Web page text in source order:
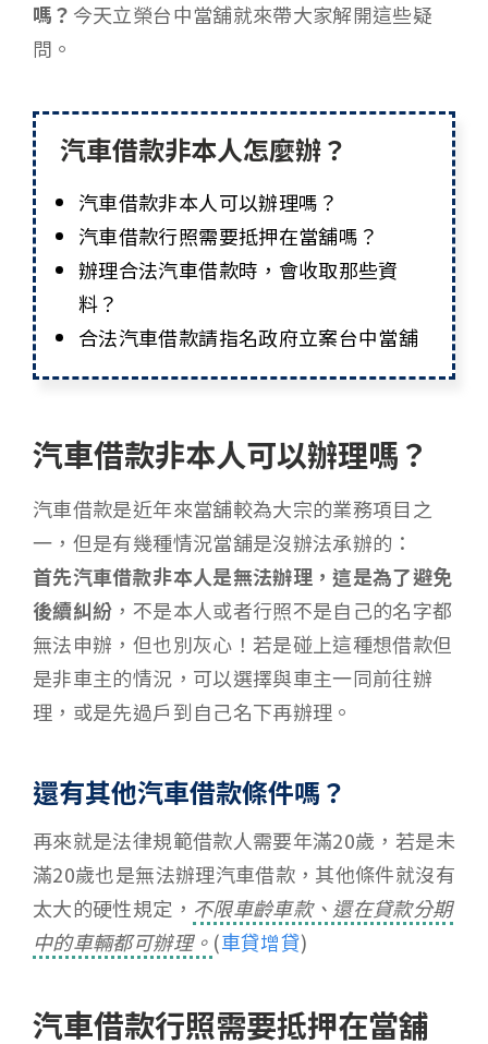
嗎？ 今天立榮台中當舖就來帶大家解開這些疑
問。
汽車借款非本人怎麼辦？
汽車借款非本人可以辦理嗎？
汽車借款行照需要抵押在當舖嗎？
辦理合法汽車借款時，會收取那些資
料？
合法汽車借款請指名政府立案台中當舖
汽車借款非本人可以辦理嗎？
汽車借款是近年來當舖較為大宗的業務項目之
一，但是有幾種情況當舖是沒辦法承辦的：
首先汽車借款非本人是無法辦理，這是為了避免
後續糾紛 ，不是本人或者行照不是自己的名字都
無法申辦，但也別灰心！若是碰上這種想借款但
是非車主的情況，可以選擇與車主一同前往辦
理，或是先過戶到自己名下再辦理。
還有其他汽車借款條件嗎？
再來就是法律規範借款人需要年滿20歲，若是未
滿20歲也是無法辦理汽車借款，其他條件就沒有
太大的硬性規定， 不限車齡車款、還在貸款分期
中的車輛都可辦理。 (車貸增貸)
汽車借款行照需要抵押在當舖